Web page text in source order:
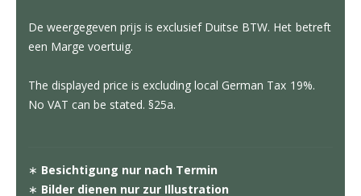
De weergegeven prijs is exclusief Duitse BTW. Het betreft
een Marge voertuig.
The displayed price is excluding local German Tax 19%.
No VAT can be stated. §25a.
∗ Besichtigung nur nach Termin
∗ Bilder dienen nur zur Illustration